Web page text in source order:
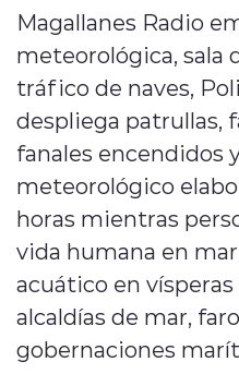
Magallanes Radio
meteorológica, sala
tráfico de naves,
despliega patrullas,
fanales encendidos
meteorológico
horas mientras
vida humana en
acuático en
alcaldías de mar,
gobernaciones